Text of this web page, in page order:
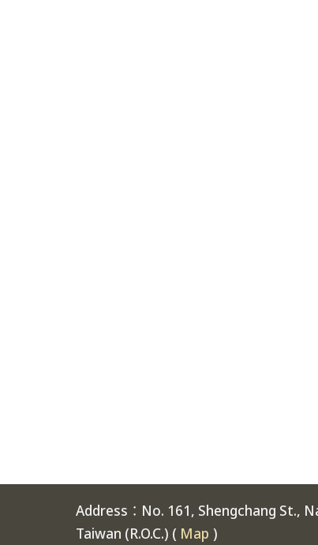
Address：No. 161, Shengchang St.,
Taiwan (R.O.C.) ( Map )